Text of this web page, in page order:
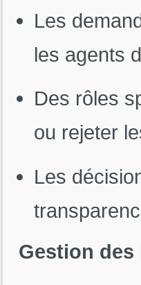
Les
les agents
Des rôles
ou rejeter
Les
Gestion des